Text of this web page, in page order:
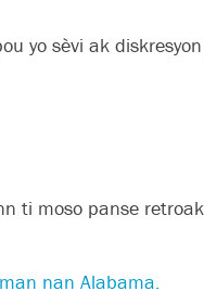
yo sèvi ak
ti moso panse
nan Alabama.